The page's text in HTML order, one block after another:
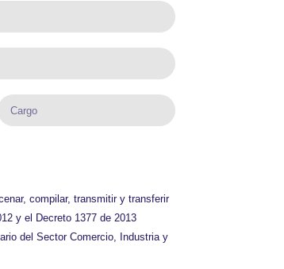
compilar, transmitir y transferir
y el Decreto 1377 de 2013
del Sector Comercio, Industria y